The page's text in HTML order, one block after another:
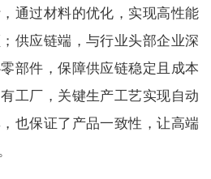
通过材料的优化，实现高性能
供应链端，与行业头部企业深
部件，保障供应链稳定且成本
工厂，关键生产工艺实现自动
也保证了产品一致性，让高端